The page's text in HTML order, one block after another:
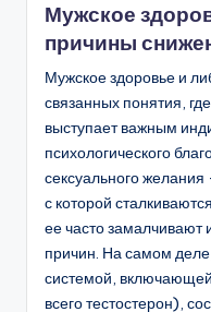
Мужское
причины
Мужское здоровье и
связанных понятия,
выступает важным
психологического
сексуального
с которой
ее часто
причин. На самом
системой,
всего тестостерон),